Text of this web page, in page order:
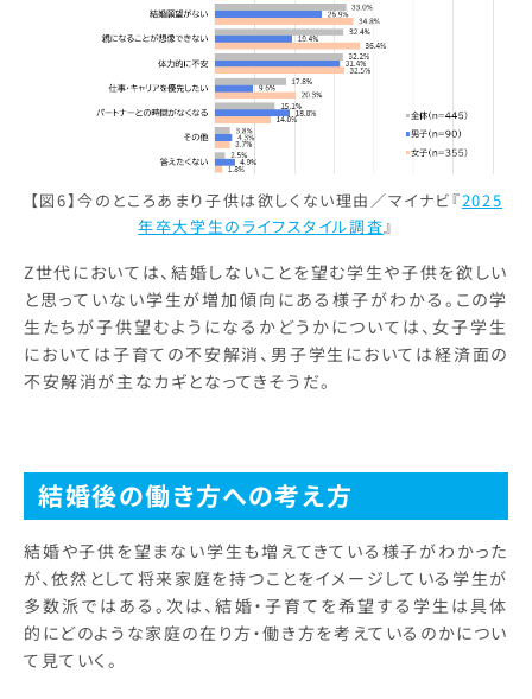
【図6】今のところあまり子供は欲しくない理由／マイナビ『2025
年卒大学生のライフスタイル調査』
Z世代においては、結婚しないことを望む学生や子供を欲しい
と思っていない学生が増加傾向にある様子がわかる。この学
生たちが子供望むようになるかどうかについては、女子学生
においては子育ての不安解消、男子学生においては経済面の
不安解消が主なカギとなってきそうだ。
結婚後の働き方への考え方
結婚や子供を望まない学生も増えてきている様子がわかった
が、依然として将来家庭を持つことをイメージしている学生が
多数派ではある。次は、結婚・子育てを希望する学生は具体
的にどのような家庭の在り方・働き方を考えているのかについ
て見ていく。